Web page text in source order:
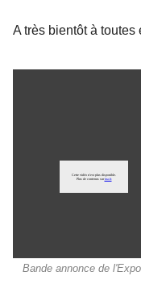
A très bientôt à toutes
Bande annonce de